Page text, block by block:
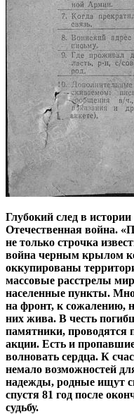
Глубокий след в
Отечественная война.
не только строчка
война черным крылом
оккупированы
массовые расстрелы
населенные пункты.
на фронт, к сожалению,
них жива. В честь
памятники, проводятся
акции. Есть и
волновать сердца. К
немало возможностей
надежды, родные ищут
спустя 81 год после
судьбу.